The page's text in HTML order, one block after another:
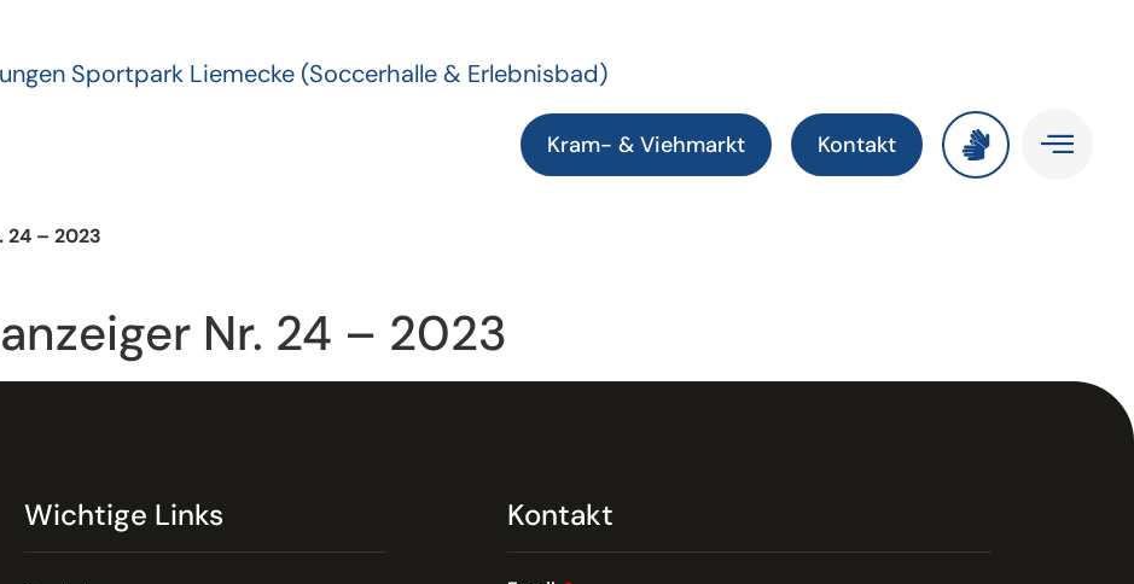
Sportpark Liemecke (Soccerhalle & Erlebnisbad)
Kram- & Viehmarkt Kontakt
24 – 2023
Nr. 24 – 2023
Wichtige Links Kontakt